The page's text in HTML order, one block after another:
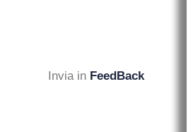
Invia in FeedBack